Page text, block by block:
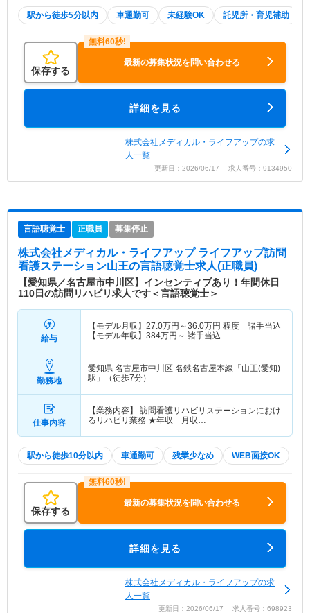
駅から徒歩5分以内 車通勤可 未経験OK 託児所・育児補助
保存する
最新の募集状況を問い合わせる
詳細を見る
株式会社メディカル・ライフアップの求
人一覧
更新日：2026/06/17 求人番号：9134950
言語聴覚士 正職員 募集停止
株式会社メディカル・ライフアップ ライフアップ訪問
看護ステーション山王の言語聴覚士求人(正職員)
【愛知県／名古屋市中川区】インセンティブあり！年間休日
110日の訪問リハビリ求人です＜言語聴覚士＞
給与
【モデル月収】 27.0万円～36.0万円 程度 諸手当込
【モデル年収】 384万円～ 諸手当込
勤務地
愛知県 名古屋市中川区 名鉄名古屋本線「山王(愛知)
駅」（徒歩7分）
仕事内容
【業務内容】 訪問看護リハビリステーションにおけ
るリハビリ業務 ★年収 月収…
駅から徒歩10分以内 車通勤可 残業少なめ WEB面接OK
保存する
最新の募集状況を問い合わせる
詳細を見る
株式会社メディカル・ライフアップの求
人一覧
更新日：2026/06/17 求人番号：698923